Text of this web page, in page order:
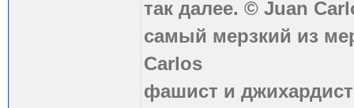
так далее. © Juan
самый мерзкий из
Carlos
фашист и